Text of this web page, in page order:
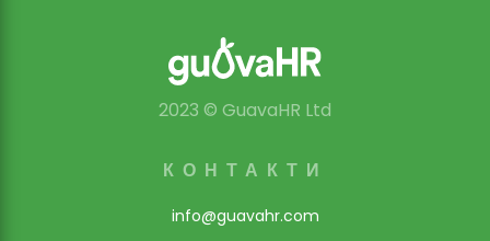
2023 © GuavaHR Ltd
КОНТАКТИ
info@guavahr.com